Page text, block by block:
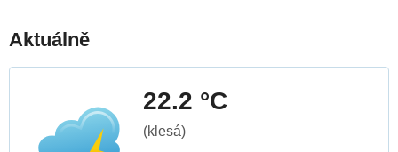
Aktuálně
22.2 °C
(klesá)